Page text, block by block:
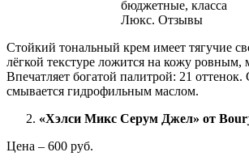
Стойкий тональный крем имеет тягучие
лёгкой текстуре ложится на кожу ровным,
Впечатляет богатой палитрой: 21 оттенок.
смывается гидрофильным маслом.
«Хэлси Микс Серум Джел» от
Цена – 600 руб.